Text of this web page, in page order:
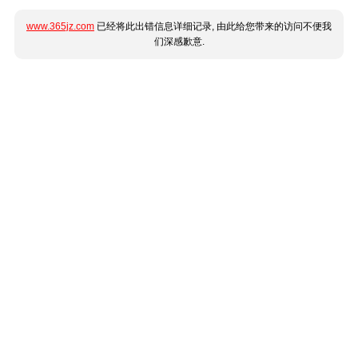
www.365jz.com 已经将此出错信息详细记录, 由此给您带来的访问不便我
们深感歉意.